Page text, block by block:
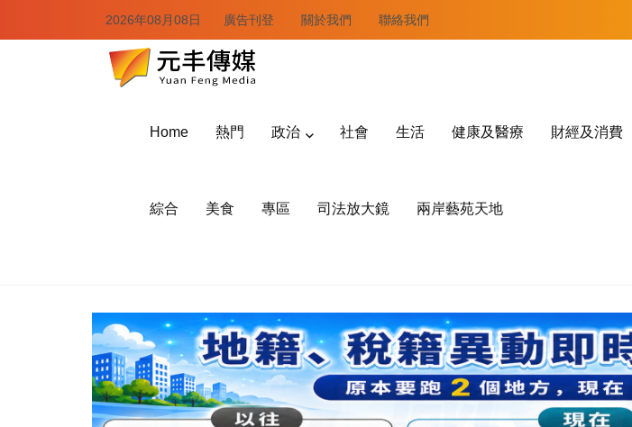
2026年08月08日 廣告刊登 關於我們 聯絡我們
Home 熱門 政治 社會 生活 健康及醫療 財經及消費
綜合 美食 專區 司法放大鏡 兩岸藝苑天地